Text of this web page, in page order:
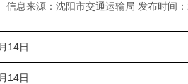
信息来源：沈阳市交通运输局 发布时间
14日
14日